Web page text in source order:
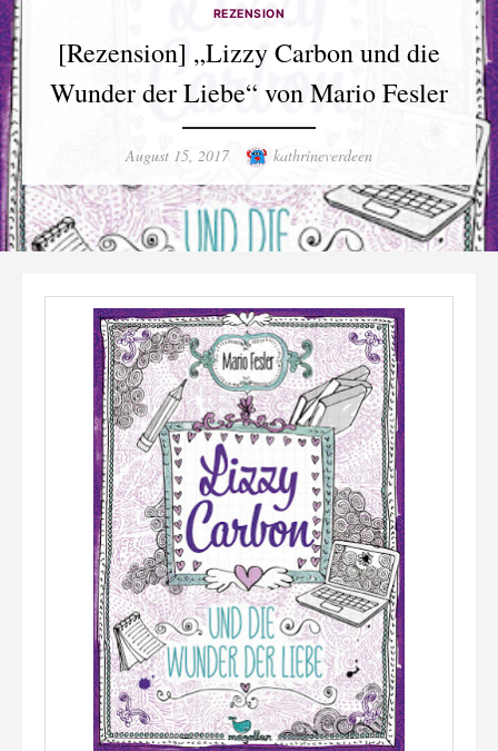
REZENSION
[Rezension] „Lizzy Carbon und die
Wunder der Liebe“ von Mario Fesler
Posted
August 15, 2017 Author
kathrineverdeen